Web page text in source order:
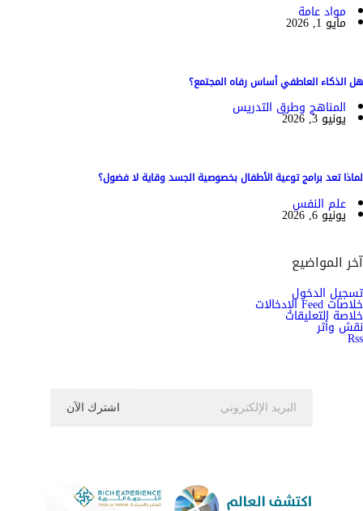
مواد عامة
مايو 1, 2026
هل الذكاء العاطفي أساس رفاه المجتمع؟
المناهج وطرق التدريس
يونيو 3, 2026
لماذا تعد برامج توعية الأطفال بخصوصية الجسد وقاية لا فضول؟
علم النفس
يونيو 6, 2026
آخر المواضيع
تسجيل الدخول
خلاصات Feed الإدخالات
خلاصة التعليقات
نقش وأثر
Rss